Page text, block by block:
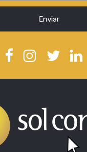
Enviar